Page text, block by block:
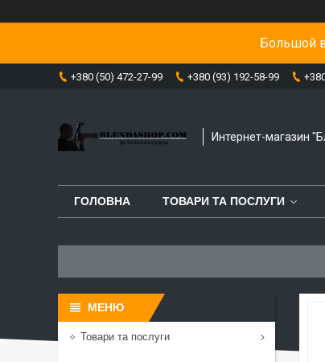
Большой
+380 (50) 472-27-99 +380 (93) 192-58-99
Интернет-магазин
ГОЛОВНА ТОВАРИ ТА ПОСЛУГИ
Товари та послуги